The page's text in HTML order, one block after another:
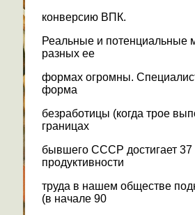
конверсию ВПК.
Реальные и потенциальные
разных ее
формах огромны.
форма
безработицы (когда трое
границах
бывшего СССР достигает 37
продуктивности
труда в нашем обществе
(в начале 90